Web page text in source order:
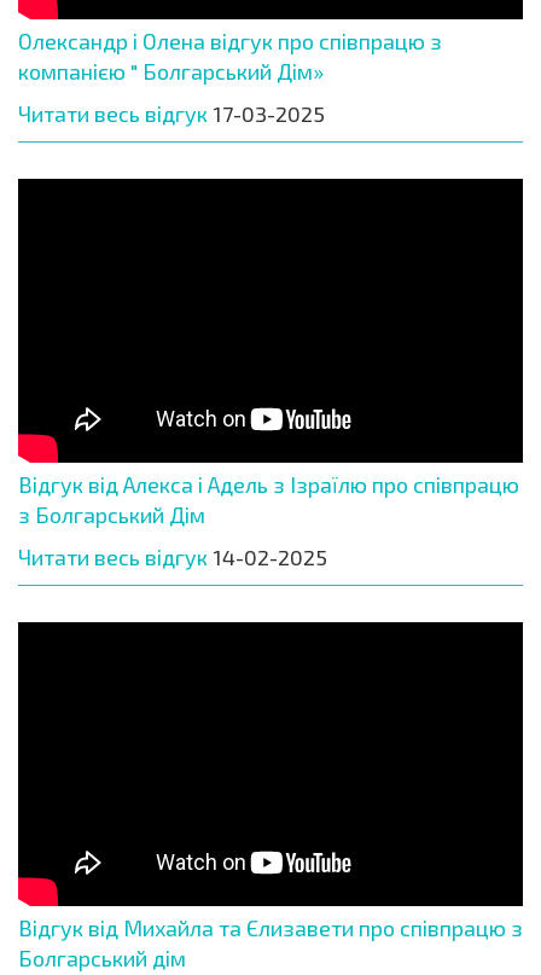
Олександр і Олена відгук про співпрацю з
компанією " Болгарський Дім»
Читати весь відгук 17-03-2025
Відгук від Алекса і Адель з Ізраїлю про співпрацю
з Болгарський Дім
Читати весь відгук 14-02-2025
Відгук від Михайла та Єлизавети про співпрацю з
Болгарський дім